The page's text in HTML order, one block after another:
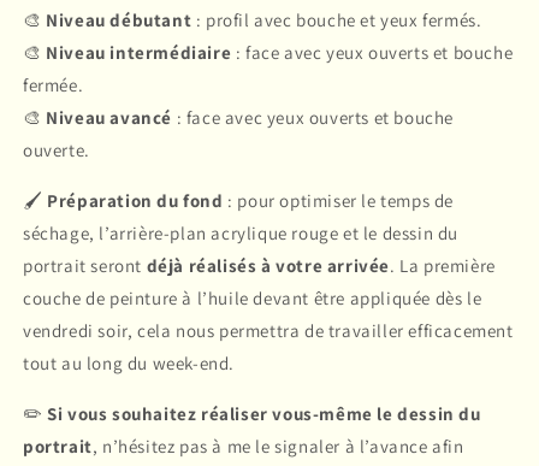
🎨 Niveau débutant : profil avec bouche et yeux fermés.
🎨 Niveau intermédiaire : face avec yeux ouverts et bouche
fermée.
🎨 Niveau avancé : face avec yeux ouverts et bouche
ouverte.
🖌 Préparation du fond : pour optimiser le temps de
séchage, l’arrière-plan acrylique rouge et le dessin du
portrait seront déjà réalisés à votre arrivée. La première
couche de peinture à l’huile devant être appliquée dès le
vendredi soir, cela nous permettra de travailler efficacement
tout au long du week-end.
✏️Si vous souhaitez réaliser vous-même le dessin du
portrait, n’hésitez pas à me le signaler à l’avance afin